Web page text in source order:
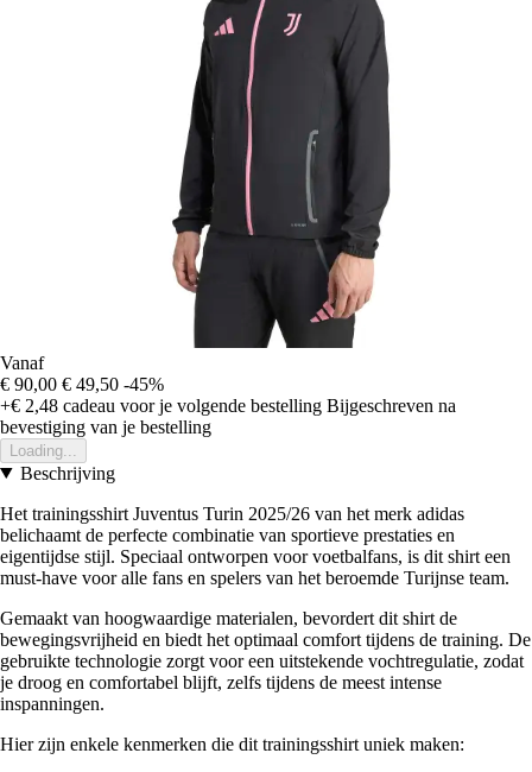
Vanaf
€ 90,00 € 49,50 -45%
+€ 2,48 cadeau voor je volgende bestelling Bijgeschreven na
bevestiging van je bestelling
Loading...
Beschrijving
Het trainingsshirt Juventus Turin 2025/26 van het merk adidas
belichaamt de perfecte combinatie van sportieve prestaties en
eigentijdse stijl. Speciaal ontworpen voor voetbalfans, is dit shirt een
must-have voor alle fans en spelers van het beroemde Turijnse team.
Gemaakt van hoogwaardige materialen, bevordert dit shirt de
bewegingsvrijheid en biedt het optimaal comfort tijdens de training. De
gebruikte technologie zorgt voor een uitstekende vochtregulatie, zodat
je droog en comfortabel blijft, zelfs tijdens de meest intense
inspanningen.
Hier zijn enkele kenmerken die dit trainingsshirt uniek maken: